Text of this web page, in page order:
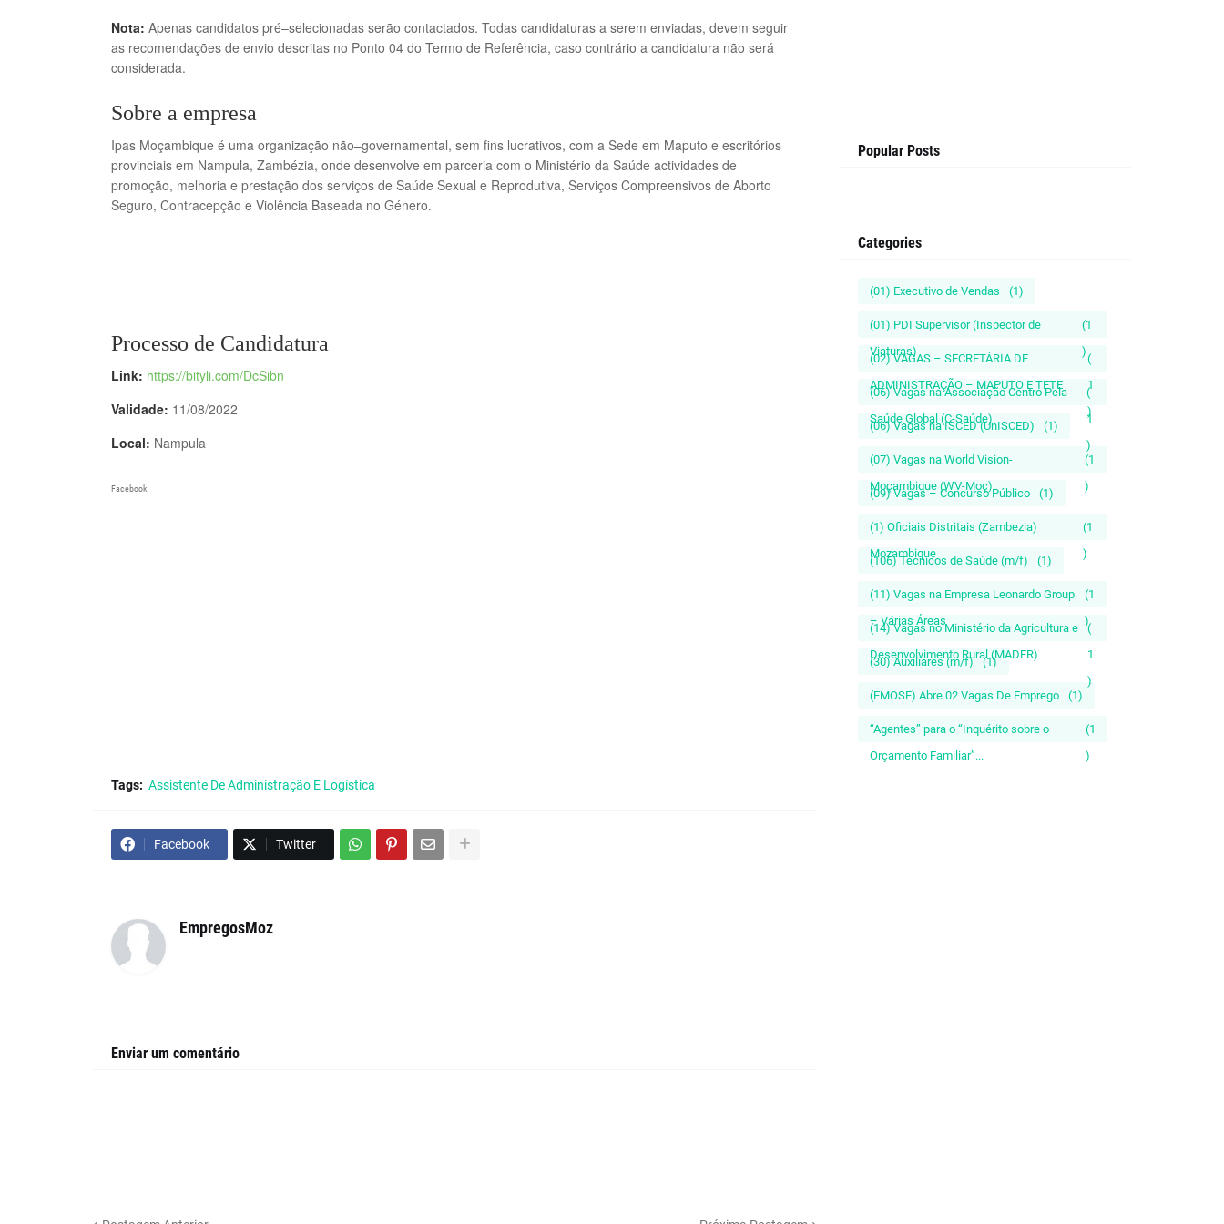
Nota: Apenas candidatos pré–selecionadas serão contactados. Todas candidaturas a serem enviadas, devem seguir
as recomendações de envio descritas no Ponto 04 do Termo de Referência, caso contrário a candidatura não será
considerada.
Sobre a empresa
Ipas Moçambique é uma organização não–governamental, sem fins lucrativos, com a Sede em Maputo e escritórios
provinciais em Nampula, Zambézia, onde desenvolve em parceria com o Ministério da Saúde actividades de
promoção, melhoria e prestação dos serviços de Saúde Sexual e Reprodutiva, Serviços Compreensivos de Aborto
Seguro, Contracepção e Violência Baseada no Género.
Processo de Candidatura
Link: https://bityli.com/DcSibn
Validade: 11/08/2022
Local: Nampula
Facebook
Tags: Assistente De Administração E Logística
Facebook Twitter
EmpregosMoz
Enviar um comentário
Popular Posts
Categories
(01) Executivo de Vendas (1)
(01) PDI Supervisor (Inspector de
Viaturas)
(1
)
(02) VAGAS – SECRETÁRIA DE
ADMINISTRAÇÃO – MAPUTO E TETE
(
1
)
(06) Vagas na Associação Centro Pela
Saúde Global (C-Saúde)
(
1
)
(06) Vagas na ISCED (UnISCED) (1)
(07) Vagas na World Vision-
Moçambique (WV-Moç)
(1
)
(09) Vagas – Concurso Público (1)
(1) Oficiais Distritais (Zambezia)
Mozambique
(1
)
(106) Técnicos de Saúde (m/f) (1)
(11) Vagas na Empresa Leonardo Group
– Várias Áreas
(1
)
(14) Vagas no Ministério da Agricultura e
Desenvolvimento Rural (MADER)
(
1
)
(30) Auxiliares (m/f) (1)
(EMOSE) Abre 02 Vagas De Emprego (1)
“Agentes” para o “Inquérito sobre o
Orçamento Familiar”...
(1
)